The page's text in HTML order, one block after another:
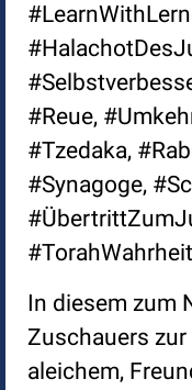
#Reue,
#Tzedaka,
#Synagoge,
In diesem zum
Zuschauers zur
aleichem,